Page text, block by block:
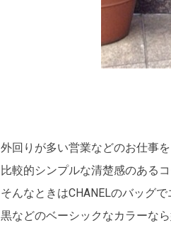
外回りが多い営業などのお仕事
比較的シンプルな清楚感のある
そんなときはCHANELのバッグ
黒などのベーシックなカラーな